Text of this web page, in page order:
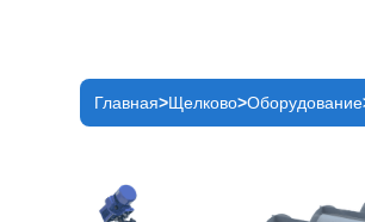
Главная Щелково Оборудование